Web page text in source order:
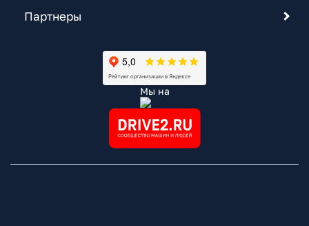
Партнеры
Мы на